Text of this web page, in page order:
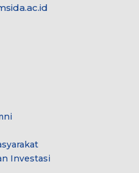
Investasi